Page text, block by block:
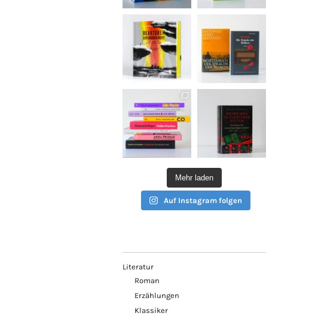
Mehr laden
Auf Instagram folgen
Literatur
Roman
Erzählungen
Klassiker